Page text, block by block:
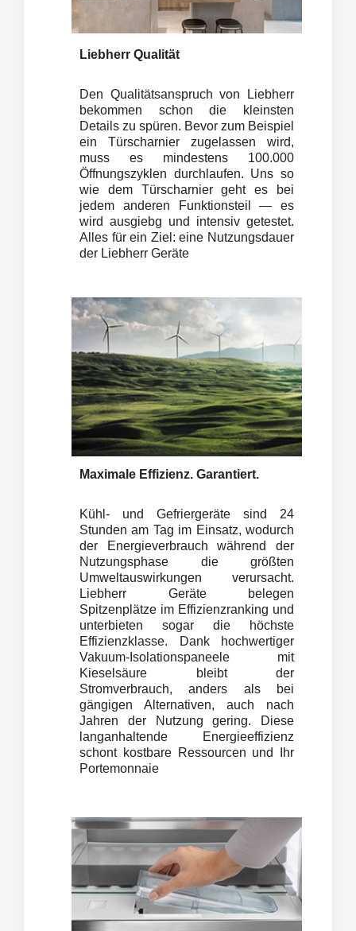
Liebherr Qualität
Den Qualitätsanspruch von Liebherr
bekommen schon die kleinsten
Details zu spüren. Bevor zum Beispiel
ein Türscharnier zugelassen wird,
muss es mindestens 100.000
Öffnungszyklen durchlaufen. Uns so
wie dem Türscharnier geht es bei
jedem anderen Funktionsteil — es
wird ausgiebg und intensiv getestet.
Alles für ein Ziel: eine Nutzungsdauer
der Liebherr Geräte
Maximale Effizienz. Garantiert.
Kühl- und Gefriergeräte sind 24
Stunden am Tag im Einsatz, wodurch
der Energieverbrauch während der
Nutzungsphase die größten
Umweltauswirkungen verursacht.
Liebherr Geräte belegen
Spitzenplätze im Effizienzranking und
unterbieten sogar die höchste
Effizienzklasse. Dank hochwertiger
Vakuum-Isolationspaneele mit
Kieselsäure bleibt der
Stromverbrauch, anders als bei
gängigen Alternativen, auch nach
Jahren der Nutzung gering. Diese
langanhaltende Energieeffizienz
schont kostbare Ressourcen und Ihr
Portemonnaie